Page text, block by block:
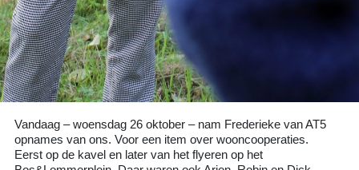
Vandaag – woensdag 26 oktober – nam Frederieke van AT5
opnames van ons. Voor een item over wooncooperaties.
Eerst op de kavel en later van het flyeren op het